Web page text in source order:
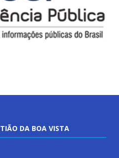
DA BOA VISTA